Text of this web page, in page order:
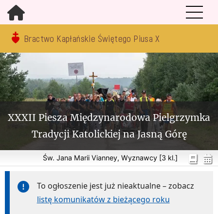
Bractwo Kapłańskie Świętego Piusa X
XXXII Piesza Międzynarodowa Pielgrzymka
Tradycji Katolickiej na Jasną Górę
Św. Jana Marii Vianney, Wyznawcy [3 kl.]
To ogłoszenie jest już nieaktualne – zobacz
listę komunikatów z bieżącego roku